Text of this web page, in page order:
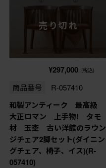
売り切れ
¥297,000 (税込)
商品番号 R-057410
和製アンティーク 最高級
大正ロマン 上手物! タモ
材 玉杢 古い洋館のラウン
ジチェア2脚セット(ダイニン
グチェア、椅子、イス)(R-
057410)